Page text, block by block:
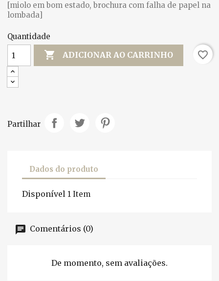
[miolo em bom estado, brochura com falha de papel na
lombada]
Quantidade
 ADICIONAR AO CARRINHO favorite_border
Partilhar
Dados do produto
Disponível 1 Item
Comentários (0)
De momento, sem avaliações.